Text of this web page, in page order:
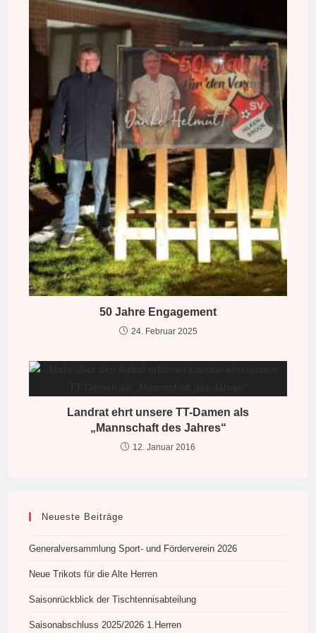
50 Jahre Engagement
24. Februar 2025
Landrat ehrt unsere TT-Damen als
„Mannschaft des Jahres“
12. Januar 2016
Neueste Beiträge
Generalversammlung Sport- und Förderverein 2026
Neue Trikots für die Alte Herren
Saisonrückblick der Tischtennisabteilung
Saisonabschluss 2025/2026 1.Herren